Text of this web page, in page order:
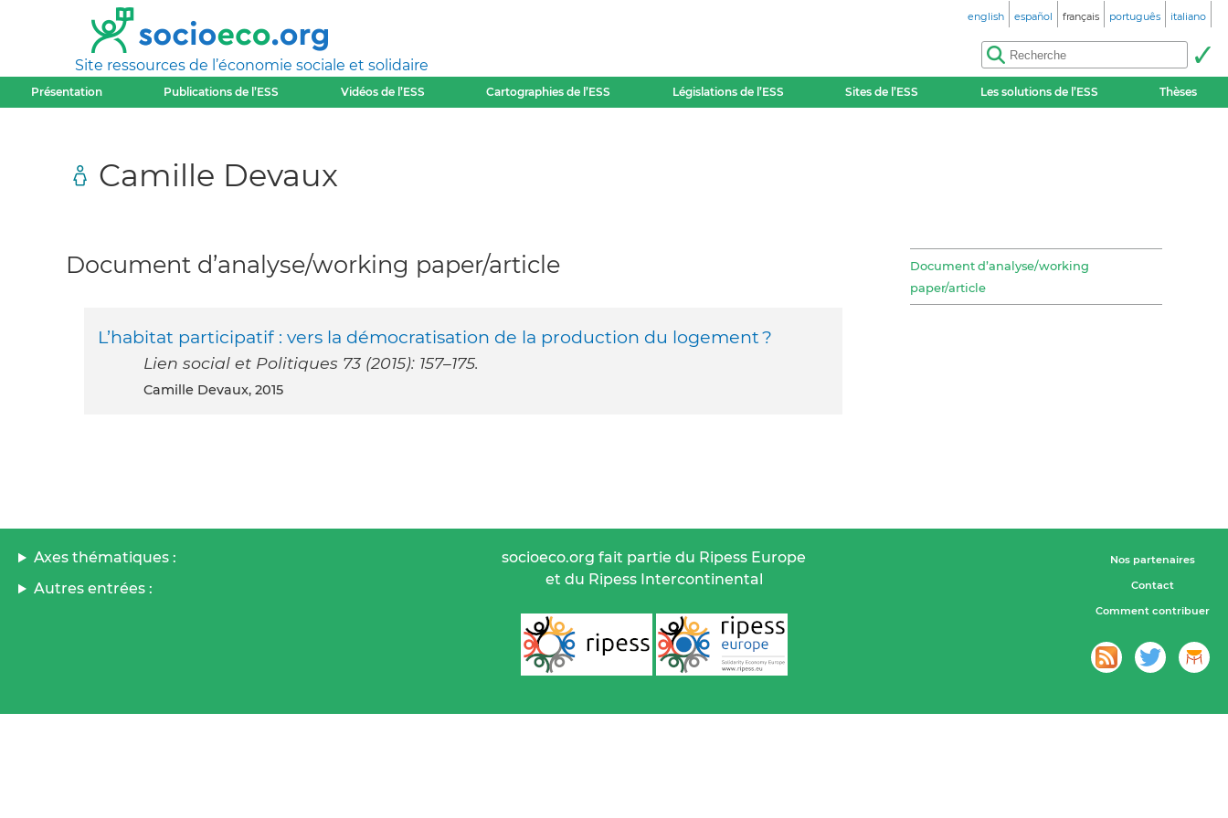
Site ressources de l’économie sociale et solidaire
english español français português italiano
Présentation Publications de l’ESS Vidéos de l’ESS Cartographies de l’ESS Législations de l’ESS Sites de l’ESS Les solutions de l’ESS Thèses
Camille Devaux
Document d’analyse/working
paper/article
Document d’analyse/working paper/article
L’habitat participatif : vers la démocratisation de la production du logement ?
Lien social et Politiques 73 (2015): 157–175.
Camille Devaux, 2015
Axes thématiques :
Autres entrées :
socioeco.org fait partie du Ripess Europe
et du Ripess Intercontinental
Nos partenaires
Contact
Comment contribuer